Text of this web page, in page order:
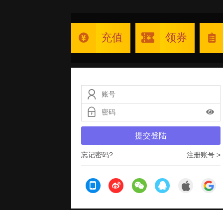
充值 领券
提交登陆
忘记密码? 注册账号 >